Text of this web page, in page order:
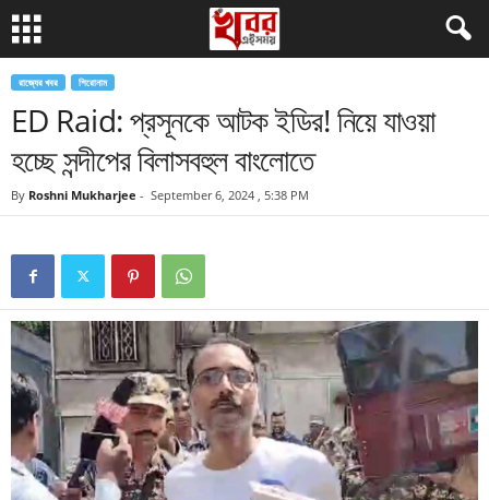
রাজ্যের খবর শিরোনাম
ED Raid: প্রসূনকে আটক ইডির! নিয়ে যাওয়া
হচ্ছে সন্দীপের বিলাসবহুল বাংলোতে
By Roshni Mukharjee - September 6, 2024 , 5:38 PM